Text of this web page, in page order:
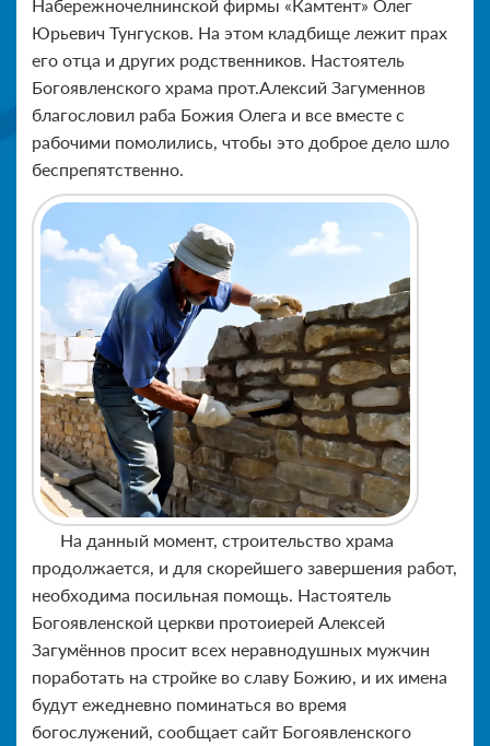
Набережночелнинской фирмы «Камтент» Олег
Юрьевич Тунгусков. На этом кладбище лежит прах
его отца и других родственников. Настоятель
Богоявленского храма прот.Алексий Загуменнов
благословил раба Божия Олега и все вместе с
рабочими помолились, чтобы это доброе дело шло
беспрепятственно.
На данный момент, строительство храма
продолжается, и для скорейшего завершения работ,
необходима посильная помощь. Настоятель
Богоявленской церкви протоиерей Алексей
Загумённов просит всех неравнодушных мужчин
поработать на стройке во славу Божию, и их имена
будут ежедневно поминаться во время
богослужений, сообщает сайт Богоявленского